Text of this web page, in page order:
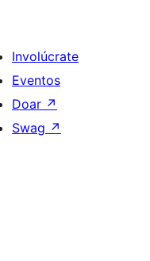
Involúcrate
Eventos
Doar ↗
Swag ↗